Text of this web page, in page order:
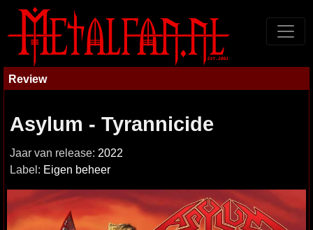
Review
Asylum - Tyrannicide
Jaar van release: 2022
Label: Eigen beheer